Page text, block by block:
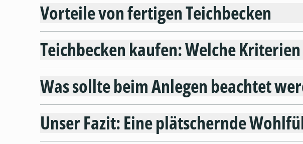
Vorteile von fertigen Teichbecken
Teichbecken kaufen: Welche
Was sollte beim Anlegen beachtet
Unser Fazit: Eine plätschernde